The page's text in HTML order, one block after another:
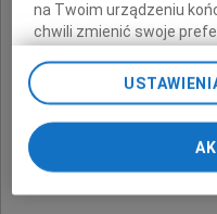
na Twoim urządzeniu
chwili zmienić swoje
preferencjami dot.
odnośnik „Ustawienia
przechodząc do sekcji
Zmiana ustawień plików
pomocą ustawień
My, nasi Zaufani